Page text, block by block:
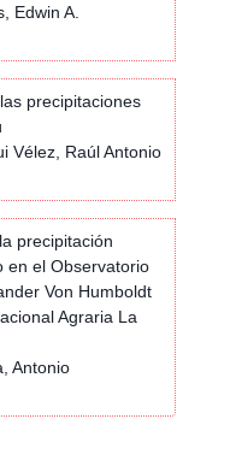
Edwin A.
precipitaciones
Vélez, Raúl Antonio
precipitación
en el Observatorio
Von Humboldt
Agraria La
Antonio